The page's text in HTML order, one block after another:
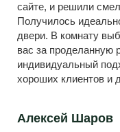
сайте, и решили
Получилось
двери. В комнату
вас за проделанную
индивидуальный
хороших клиентов и
Алексей Шаров